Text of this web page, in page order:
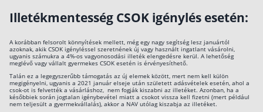
Illetékmentesség CSOK igénylés esetén:
A korábban felsorolt könnyítések mellett, még egy nagy segítség lesz januártól
azoknak, akik CSOK igényléssel szeretnének új vagy használt ingatlant vásárolni,
ugyanis számukra a 4%-os vagyonosodási illeték elengedésre kerül. A lehetőség
meglévő vagy vállalt gyermekes CSOK esetén is érvényesíthető.
Talán ez a legegyszerűbb támogatás az új elemek között, mert nem kell külön
megigényelni, ugyanis a 2021 január elseje után született adásvételek esetén, ahol a
csok-ot is felvették a vásárláshoz, nem fogják kiszabni az illetéket. Azonban, ha a
későbbiek során jogtalan igénybevétel miatt a csokot vissza kell fizetni (mert például
nem teljesült a gyermekvállalás), akkor a NAV utólag kiszabja az illetéket.